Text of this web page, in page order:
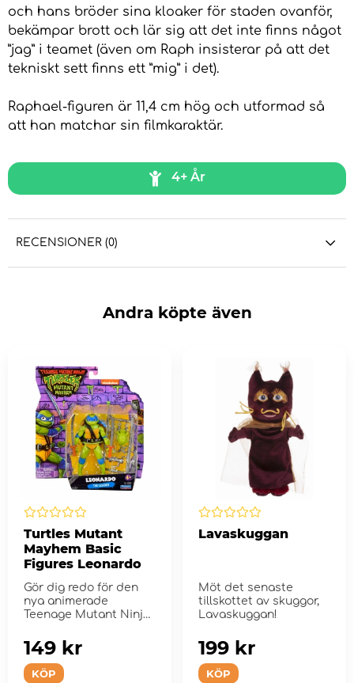
och hans bröder sina kloaker för staden ovanför,
bekämpar brott och lär sig att det inte finns något
”jag” i teamet (även om Raph insisterar på att det
tekniskt sett finns ett ”mig” i det).
Raphael-figuren är 11,4 cm hög och utformad så
att han matchar sin filmkaraktär.
4+ År
RECENSIONER (0)
Andra köpte även
Turtles Mutant
Mayhem Basic
Figures Leonardo
Gör dig redo för den
nya animerade
Teenage Mutant Ninja
KÖP
149 kr
Lavaskuggan
Möt det senaste
tillskottet av skuggor,
Lavaskuggan!
KÖP
199 kr